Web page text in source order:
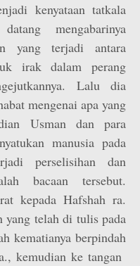
kenyataan tatkala
mengabarinya
yang terjadi antara
irak dalam perang
Lalu dia
mengenai apa yang
Usman dan para
manusia pada
perselisihan dan
bacaan tersebut.
kepada Hafshah ra.
yang telah di tulis pada
kematianya berpindah
kemudian ke tangan